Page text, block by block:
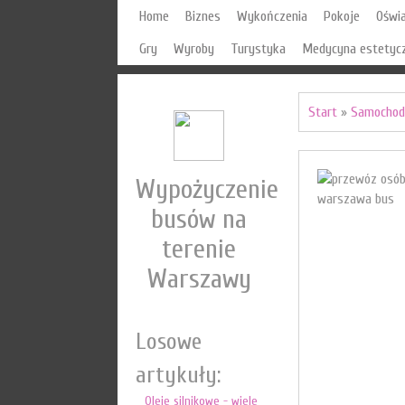
Home Biznes Wykończenia Pokoje
Gry
Wyroby Turystyka Medycyna
Wypożyczenie
busów na
terenie
Warszawy
Losowe
artykuły:
Oleje silnikowe - wiele
Start »